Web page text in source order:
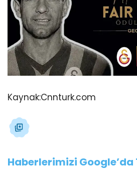
Kaynak:Cnnturk.com
Haberlerimizi Google’da